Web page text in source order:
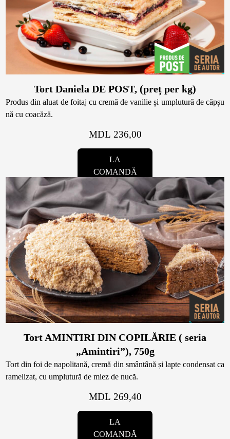
Colaci
Umpluturi
Candy Bar
Macarons personalizat
CakePops personalizat
Cupcake personalizat
Biscuiți personalizați
Prajituri
Ciocolată
Desert
Macarons
Croissants & muffins
Biscuiţi
Plăcinte
Amami - Zero Zahǎr
Torturi
Prăjituri
Bomboane
Accesorii/Party
Tort Daniela DE POST, (preț per kg)
Produs din aluat de foitaj cu cremă de vanilie și umplutură de căpșu
nă cu coacăză.
MDL 236,00
LA
COMANDĂ
Tort AMINTIRI DIN COPILĂRIE ( seria
„Amintiri”), 750g
Tort din foi de napolitană, cremă din smântână și lapte condensat ca
ramelizat, cu umplutură de miez de nucă.
MDL 269,40
LA
COMANDĂ